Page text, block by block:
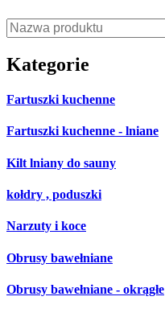
Kategorie
Fartuszki kuchenne
Fartuszki kuchenne - lniane
Kilt lniany do sauny
kołdry , poduszki
Narzuty i koce
Obrusy bawełniane
Obrusy bawełniane - okrągłe